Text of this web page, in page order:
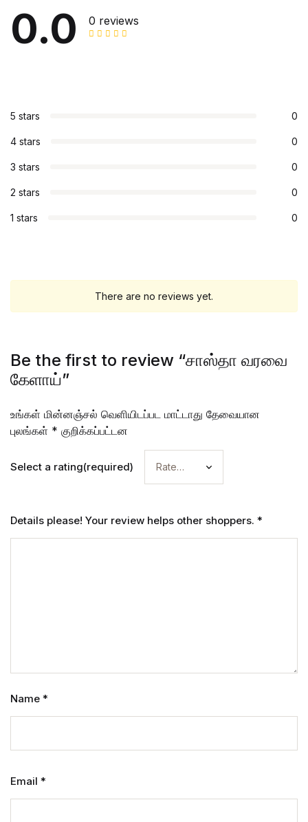
0.0 0 reviews
5 stars 0
4 stars 0
3 stars 0
2 stars 0
1 stars 0
There are no reviews yet.
Be the first to review “சாஸ்தா வரவை
கேளாய்”
உங்கள் மின்னஞ்சல் வெளியிடப்பட மாட்டாது தேவையான
புலங்கள் * குறிக்கப்பட்டன
Select a rating(required)
Details please! Your review helps other shoppers. *
Name *
Email *